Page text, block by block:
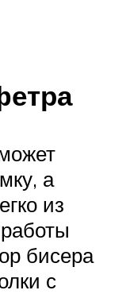
а
из
бисера
с